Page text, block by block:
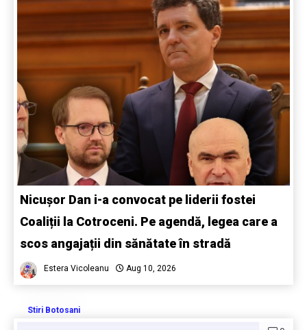
Nicușor Dan i-a convocat pe liderii fostei
Coaliții la Cotroceni. Pe agendă, legea care a
scos angajații din sănătate în stradă
Estera Vicoleanu Aug 10, 2026
Stiri Botosani